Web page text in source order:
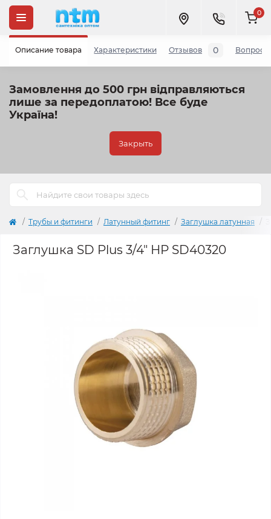
Замовлення до 500 грн відправляються
лише за передоплатою! Все буде
Україна!
Закрыть
0
Трубы и фитинги Латунный фитинг Заглушка латунная
Заглушка SD Plus 3/4" НР SD40320
Описание товара Характеристики Отзывов 0 Вопросы